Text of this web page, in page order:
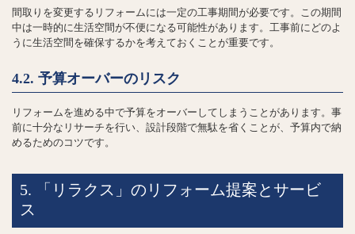
間取りを変更するリフォームには一定の工事期間が必要です。この期間
中は一時的に生活空間が不便になる可能性があります。工事前にどのよ
うに生活空間を確保するかを考えておくことが重要です。
4.2. 予算オーバーのリスク
リフォームを進める中で予算をオーバーしてしまうことがあります。事
前に十分なリサーチを行い、設計段階で無駄を省くことが、予算内で納
めるためのコツです。
5. 「リラクス」のリフォーム提案とサービ
ス